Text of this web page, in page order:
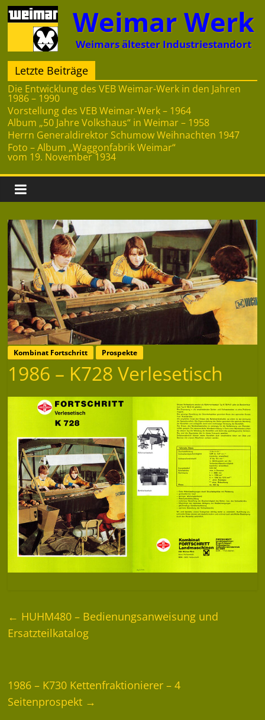
Zum
Inhalt
springen
Weimar Werk
Weimars ältester Industriestandort
Letzte Beiträge
Die Entwicklung des VEB Weimar-Werk in den Jahren
1986 – 1990
Vorstellung des VEB Weimar-Werk – 1964
Album „50 Jahre Volkshaus“ in Weimar – 1958
Herrn Generaldirektor Schumow Weihnachten 1947
Foto – Album „Waggonfabrik Weimar“
vom 19. November 1934
Kombinat Fortschritt Prospekte
1986 – K728 Verlesetisch
← HUHM480 – Bedienungsanweisung und
Ersatzteilkatalog
1986 – K730 Kettenfraktionierer – 4
Seitenprospekt →